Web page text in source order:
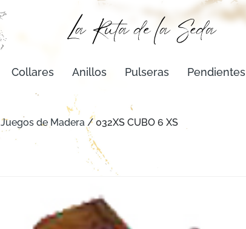
Collares Anillos Pulseras Pendientes
Juegos de Madera / 032XS CUBO 6 XS